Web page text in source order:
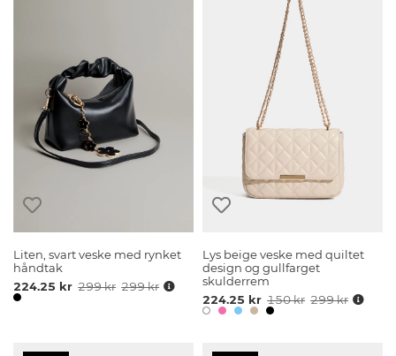
Liten, svart veske med rynket
håndtak
224.25 kr 299 kr 299 kr
Lys beige veske med quiltet
design og gullfarget
skulderrem
224.25 kr 150 kr 299 kr